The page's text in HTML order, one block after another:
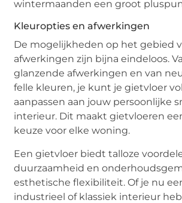
wintermaanden een groot
Kleuropties en afwerkingen
De mogelijkheden op het gebied
afwerkingen zijn bijna eindeloos.
glanzende afwerkingen en van
felle kleuren, je kunt je gietvloer
aanpassen aan jouw persoonlijke
interieur. Dit maakt gietvloeren
keuze voor elke woning.
Een gietvloer biedt talloze
duurzaamheid en
esthetische flexibiliteit. Of je nu
industrieel of klassiek interieur